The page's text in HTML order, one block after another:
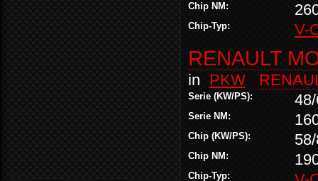
Chip NM:
Chip-Typ: V-
RENAULT
in PKW
Serie (KW/PS):
Serie NM:
Chip (KW/PS):
Chip NM:
Chip-Typ: